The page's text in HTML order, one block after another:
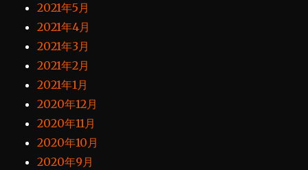
2021年5月
2021年4月
2021年3月
2021年2月
2021年1月
2020年12月
2020年11月
2020年10月
2020年9月